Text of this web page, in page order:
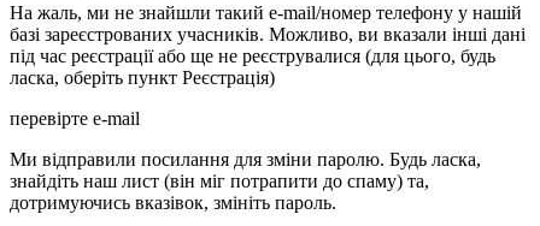
На жаль, ми не знайшли такий e-mail/номер телефону у нашій
базі зареєстрованих учасників. Можливо, ви вказали інші дані
під час реєстрації або ще не реєструвалися (для цього, будь
ласка, оберіть пункт Реєстрація)
перевірте e-mail
Mи відправили посилання для зміни паролю. Будь ласка,
знайдіть наш лист (він міг потрапити до спаму) та,
дотримуючись вказівок, змініть пароль.